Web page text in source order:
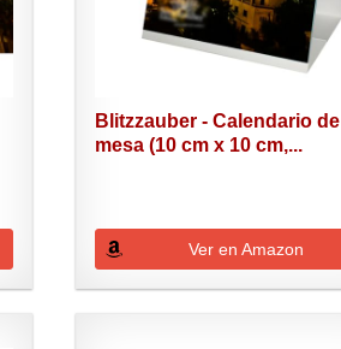
Blitzzauber - Calendario de
mesa (10 cm x 10 cm,...
Ver en Amazon